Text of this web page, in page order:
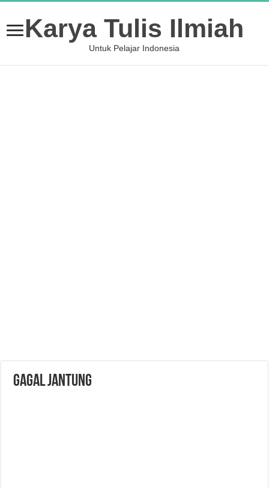
Karya Tulis Ilmiah
Untuk Pelajar Indonesia
GAGAL JANTUNG